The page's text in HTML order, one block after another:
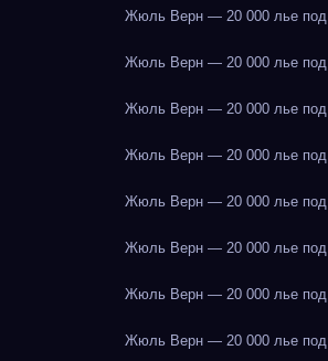
Жюль Верн — 20 000 лье под
Жюль Верн — 20 000 лье под
Жюль Верн — 20 000 лье под
Жюль Верн — 20 000 лье под
Жюль Верн — 20 000 лье под
Жюль Верн — 20 000 лье под
Жюль Верн — 20 000 лье под
Жюль Верн — 20 000 лье под